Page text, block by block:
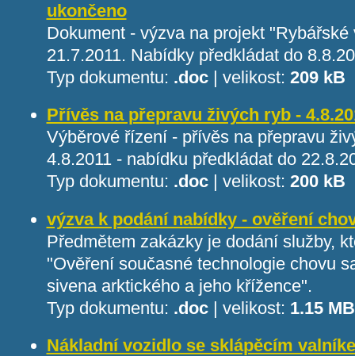
ukončeno
Dokument - výzva na projekt
21.7.2011. Nabídky předkládat do
Typ dokumentu: .doc | velikost: 209 kB
Přívěs na přepravu živých ryb -
Výběrové řízení - přívěs na přepravu
4.8.2011 - nabídku předkládat do
Typ dokumentu: .doc velikost: 200 kB
výzva k podání nabídky - ověření
Předmětem zakázky je dodání služby,
"Ověření současné technologie chovu
sivena arktického a jeho křížence".
Typ dokumentu: .doc | velikost: 1.15 MB
Nákladní vozidlo se sklápěcím